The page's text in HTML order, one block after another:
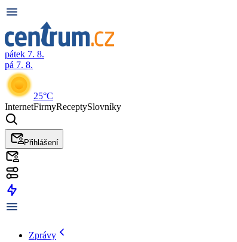
pátek 7. 8.
pá 7. 8.
25°C
InternetFirmyReceptySlovníky
Přihlášení
Zprávy